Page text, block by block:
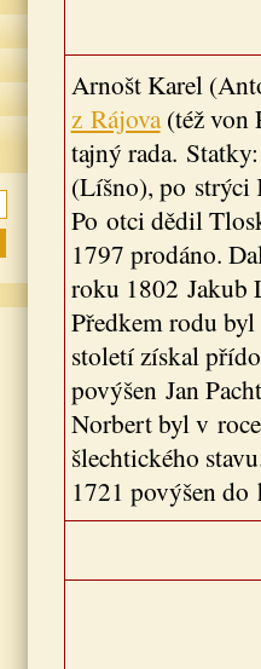
Arnošt Karel
z Rájova(též von
tajný rada.
(Líšno), po strýci
Po otci dědil
1797 prodáno.
roku 1802 Jakub
Předkem rodu
století získal
povýšen Jan
Norbert byl v
šlechtického
1721 povýšen do